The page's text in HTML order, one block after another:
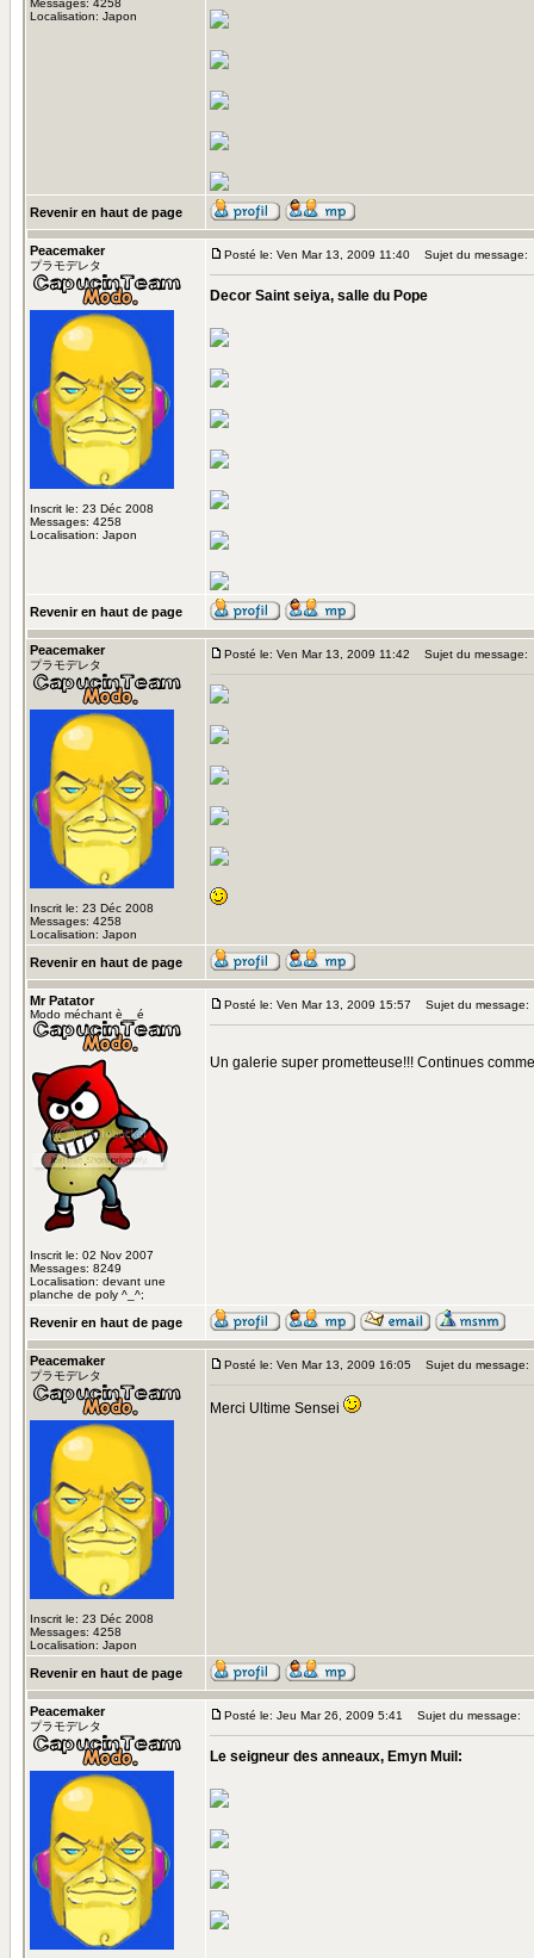
Messages: 4258
Localisation: Japon
Revenir en haut de page
Peacemaker
プラモデレタ
Inscrit le: 23 Déc 2008
Messages: 4258
Localisation: Japon
Posté le: Ven Mar 13, 2009 11:40 Sujet du message:
Decor Saint seiya, salle du Pope
Revenir en haut de page
Peacemaker
プラモデレタ
Inscrit le: 23 Déc 2008
Messages: 4258
Localisation: Japon
Posté le: Ven Mar 13, 2009 11:42 Sujet du message:
Revenir en haut de page
Mr Patator
Modo méchant è__é
Inscrit le: 02 Nov 2007
Messages: 8249
Localisation: devant une
planche de poly ^_^;
Posté le: Ven Mar 13, 2009 15:57 Sujet du message:
Un galerie super prometteuse!!! Continues
Revenir en haut de page
Peacemaker
プラモデレタ
Inscrit le: 23 Déc 2008
Messages: 4258
Localisation: Japon
Posté le: Ven Mar 13, 2009 16:05 Sujet du message:
Merci Ultime Sensei
Revenir en haut de page
Peacemaker
プラモデレタ
Posté le: Jeu Mar 26, 2009 5:41 Sujet du message:
Le seigneur des anneaux, Emyn Muil: